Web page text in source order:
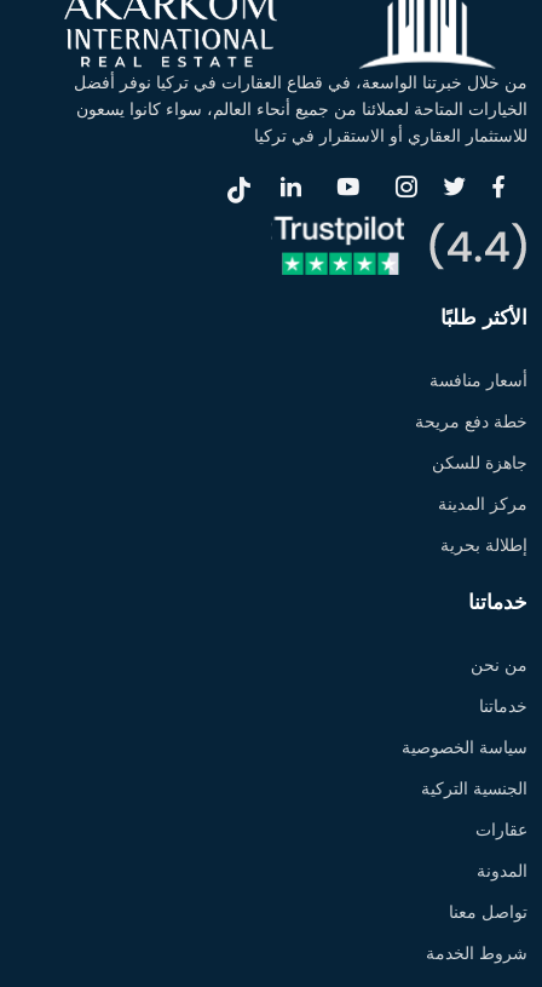
من خلال خبرتنا الواسعة، في قطاع العقارات في تركيا نوفر أفضل
الخيارات المتاحة لعملائنا من جميع أنحاء العالم، سواء كانوا يسعون
للاستثمار العقاري أو الاستقرار في تركيا
الأكثر طلبًا
أسعار منافسة
خطة دفع مريحة
جاهزة للسكن
مركز المدينة
إطلالة بحرية
خدماتنا
من نحن
خدماتنا
سياسة الخصوصية
الجنسية التركية
عقارات
المدونة
تواصل معنا
شروط الخدمة